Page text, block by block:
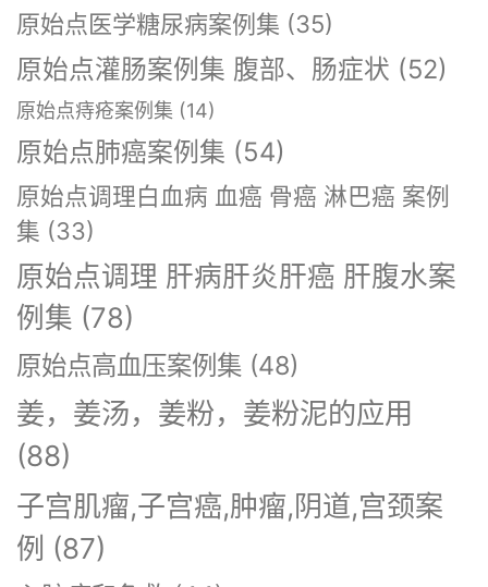
原始点医学糖尿病案例集 (35)
原始点灌肠案例集 腹部、肠症状 (52)
原始点痔疮案例集 (14)
原始点肺癌案例集 (54)
原始点调理白血病 血癌 骨癌 淋巴癌 案例
集 (33)
原始点调理 肝病肝炎肝癌 肝腹水案
例集 (78)
原始点高血压案例集 (48)
姜，姜汤，姜粉，姜粉泥的应用
(88)
子宫肌瘤,子宫癌,肿瘤,阴道,宫颈案
例 (87)